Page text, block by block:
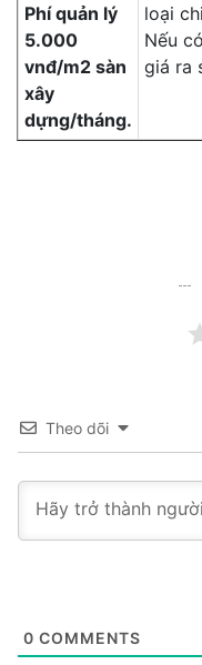
Phí quản lý
5.000
vnđ/m2 sàn
xây
dựng/tháng.
loại
Nếu
giá ra
Theo dõi
0 COMMENTS